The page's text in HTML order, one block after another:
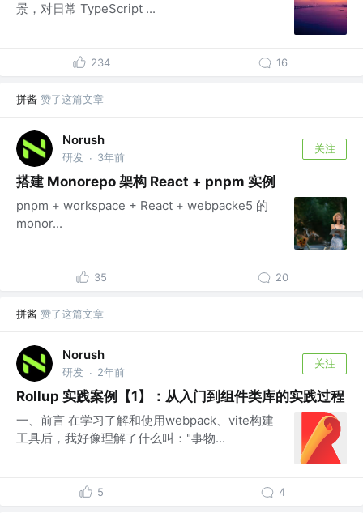
景，对日常 TypeScript ...
234 16
拼酱 赞了这篇文章
Norush
研发 · 3年前
关注
搭建 Monorepo 架构 React + pnpm 实例
pnpm + workspace + React + webpacke5 的
monor...
35 20
拼酱 赞了这篇文章
Norush
研发 · 2年前
关注
Rollup 实践案例【1】：从入门到组件类库的实践过程
一、前言 在学习了解和使用webpack、vite构建
工具后，我好像理解了什么叫："事物...
5 4